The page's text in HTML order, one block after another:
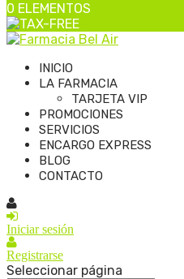
0 ELEMENTOS
INICIO
LA FARMACIA
TARJETA VIP
PROMOCIONES
SERVICIOS
ENCARGO EXPRESS
BLOG
CONTACTO
Iniciar sesión
Registrarse
Seleccionar página